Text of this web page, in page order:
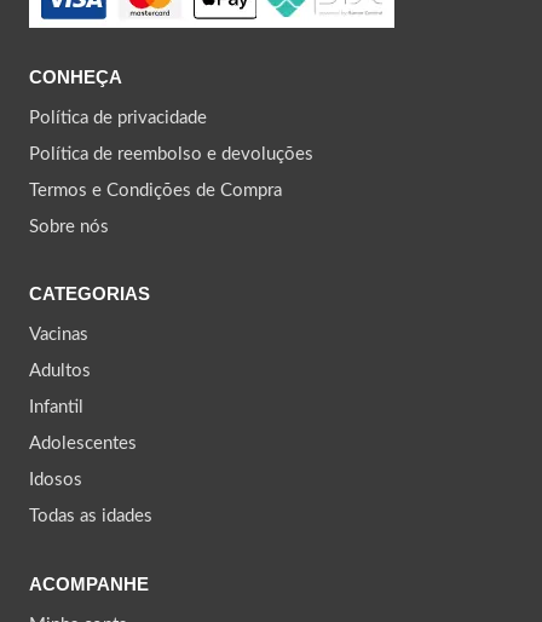
CONHEÇA
Política de privacidade
Política de reembolso e devoluções
Termos e Condições de Compra
Sobre nós
CATEGORIAS
Vacinas
Adultos
Infantil
Adolescentes
Idosos
Todas as idades
ACOMPANHE